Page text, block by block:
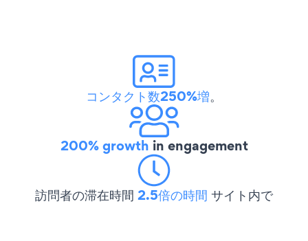
コンタクト数250%増。
200% growth in engagement
訪問者の滞在時間 2.5倍の時間 サイト内で